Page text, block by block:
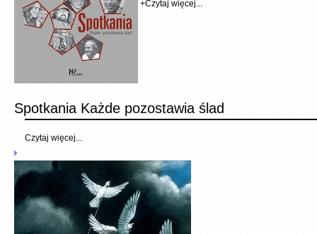
+Czytaj więcej...
Spotkania Każde pozostawia ślad
Czytaj więcej...